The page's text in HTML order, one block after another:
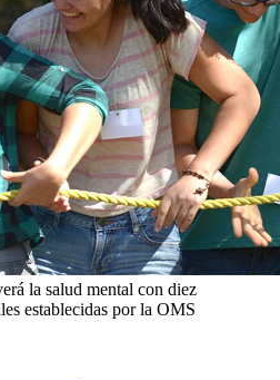
la salud mental con diez
establecidas por la OMS